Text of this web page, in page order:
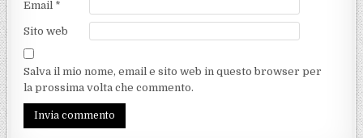
Email *
Sito web
Salva il mio nome, email e sito web in questo browser per
la prossima volta che commento.